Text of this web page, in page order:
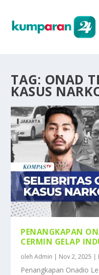
TAG: ONAD
KASUS
PENANGKAPAN
CERMIN GELAP
olehAdmin | Nov 2, 2025 |
Penangkapan Onadio